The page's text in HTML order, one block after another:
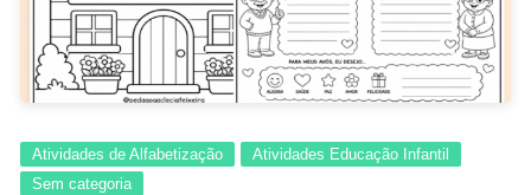
Atividades de Alfabetização
Atividades Educação Infantil
Sem categoria